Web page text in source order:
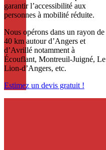
garantir l’accessibilité aux
personnes à mobilité réduite.
Nous opérons dans un rayon de
40 km autour d’Angers et
d’Avrillé notamment à
Écouflant, Montreuil-Juigné, Le
Lion-d’Angers, etc.
Estimez un devis gratuit !